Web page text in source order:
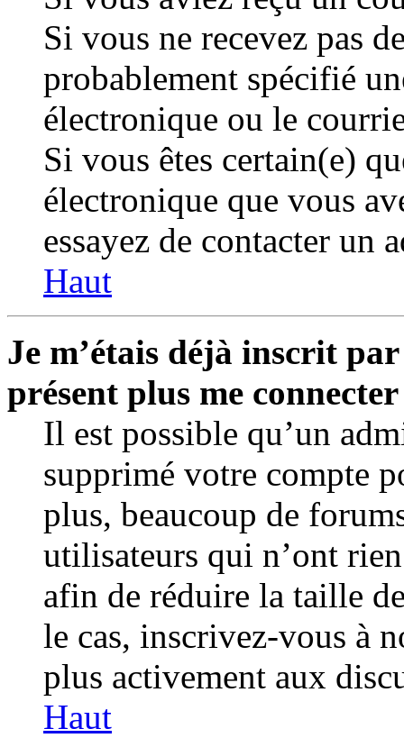
Si vous ne recevez pas
probablement spécifié
électronique ou le
Si vous êtes certain(e)
électronique que vous
essayez de contacter un
Haut
Je m’étais déjà inscrit
présent plus me
Il est possible qu’un
supprimé votre compte
plus, beaucoup de
utilisateurs qui n’ont
afin de réduire la taille
le cas, inscrivez-vous à
plus activement aux
Haut